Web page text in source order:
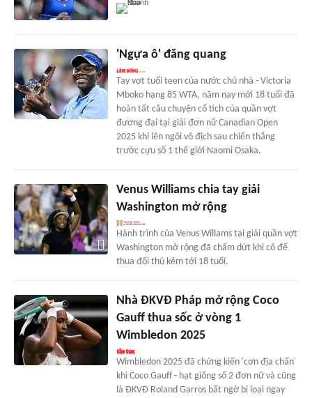
'Ngựa ô' đăng quang
Tay vợt tuổi teen của nước chủ nhà - Victoria
Mboko hạng 85 WTA, năm nay mới 18 tuổi đã
hoàn tất câu chuyện cổ tích của quần vợt
đương đại tại giải đơn nữ Canadian Open
2025 khi lên ngôi vô địch sau chiến thắng
trước cựu số 1 thế giới Naomi Osaka.
Venus Williams chia tay giải
Washington mở rộng
Hành trình của Venus Willams tại giải quần vợt
Washington mở rộng đã chấm dứt khi cô để
thua đối thủ kém tới 18 tuổi.
Nhà ĐKVĐ Pháp mở rộng Coco
Gauff thua sốc ở vòng 1
Wimbledon 2025
Wimbledon 2025 đã chứng kiến 'cơn địa chấn'
khi Coco Gauff - hạt giống số 2 đơn nữ và cũng
là ĐKVĐ Roland Garros bất ngờ bị loại ngay